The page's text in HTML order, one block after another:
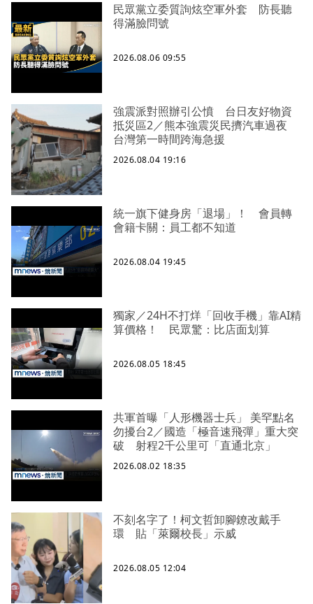
民眾黨立委質詢炫空軍外套 防長聽
得滿臉問號
2026.08.06 09:55
強震派對照辦引公憤 台日友好物資
抵災區2／熊本強震災民擠汽車過夜
台灣第一時間跨海急援
2026.08.04 19:16
統一旗下健身房「退場」！ 會員轉
會籍卡關：員工都不知道
2026.08.04 19:45
獨家／24H不打烊「回收手機」靠AI精
算價格！ 民眾驚：比店面划算
2026.08.05 18:45
共軍首曝「人形機器士兵」 美罕點名
勿擾台2／國造「極音速飛彈」重大突
破 射程2千公里可「直通北京」
2026.08.02 18:35
不刻名字了！柯文哲卸腳鐐改戴手
環 貼「萊爾校長」示威
2026.08.05 12:04